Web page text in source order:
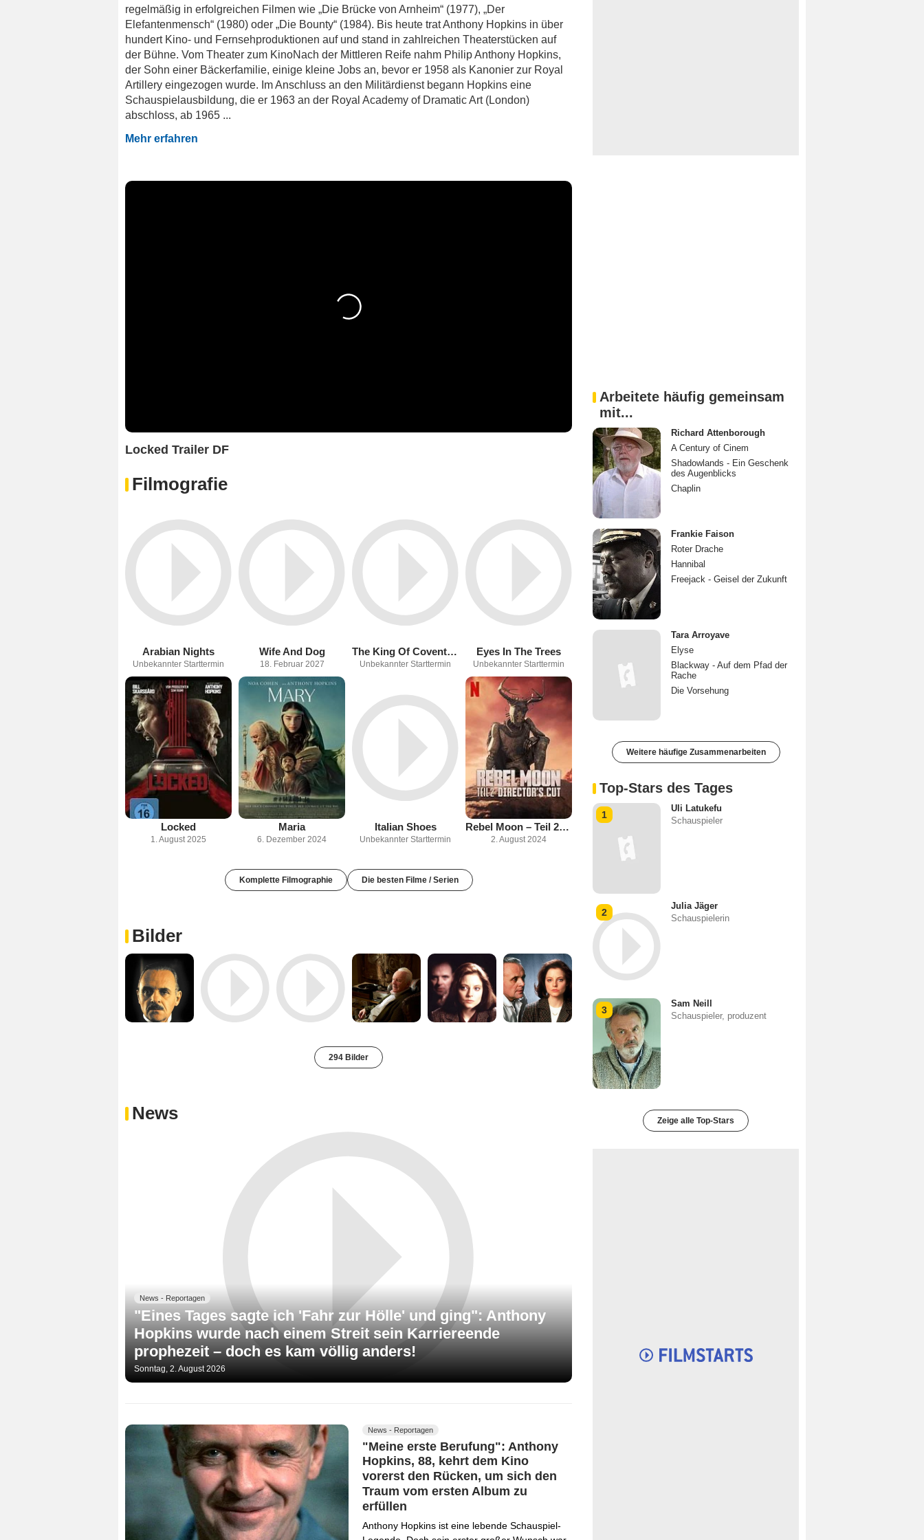
regelmäßig in erfolgreichen Filmen wie „Die Brücke von Arnheim“ (1977), „Der
Elefantenmensch“ (1980) oder „Die Bounty“ (1984). Bis heute trat Anthony Hopkins in über
hundert Kino- und Fernsehproduktionen auf und stand in zahlreichen Theaterstücken auf
der Bühne. Vom Theater zum KinoNach der Mittleren Reife nahm Philip Anthony Hopkins,
der Sohn einer Bäckerfamilie, einige kleine Jobs an, bevor er 1958 als Kanonier zur Royal
Artillery eingezogen wurde. Im Anschluss an den Militärdienst begann Hopkins eine
Schauspielausbildung, die er 1963 an der Royal Academy of Dramatic Art (London)
abschloss, ab 1965 ...
Mehr erfahren
Locked Trailer DF
Filmografie
Arabian Nights
Unbekannter Starttermin
Wife And Dog
18. Februar 2027
The King Of Covent Garden
Unbekannter Starttermin
Eyes In The Trees
Unbekannter Starttermin
Locked
1. August 2025
Maria
6. Dezember 2024
Italian Shoes
Unbekannter Starttermin
Rebel Moon – Teil 2: Director's Cut
2. August 2024
Komplette Filmographie Die besten Filme / Serien
Bilder
294 Bilder
News
News - Reportagen
"Eines Tages sagte ich 'Fahr zur Hölle' und ging": Anthony
Hopkins wurde nach einem Streit sein Karriereende
prophezeit – doch es kam völlig anders!
Sonntag, 2. August 2026
News - Reportagen
"Meine erste Berufung": Anthony
Hopkins, 88, kehrt dem Kino
vorerst den Rücken, um sich den
Traum vom ersten Album zu
erfüllen
Anthony Hopkins ist eine lebende Schauspiel-
Arbeitete häufig gemeinsam
mit...
Richard Attenborough
A Century of Cinem
Shadowlands - Ein Geschenk
des Augenblicks
Chaplin
Frankie Faison
Roter Drache
Hannibal
Freejack - Geisel der Zukunft
Tara Arroyave
Elyse
Blackway - Auf dem Pfad der
Rache
Die Vorsehung
Weitere häufige Zusammenarbeiten
Top-Stars des Tages
1
Uli Latukefu
Schauspieler
2
Julia Jäger
Schauspielerin
3
Sam Neill
Schauspieler, produzent
Zeige alle Top-Stars